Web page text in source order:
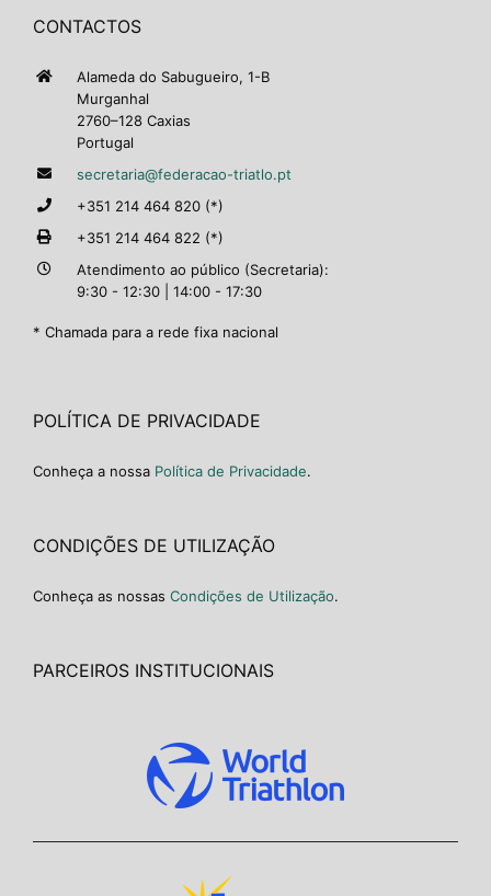
CONTACTOS
Alameda do Sabugueiro, 1-B
Murganhal
2760–128 Caxias
Portugal
secretaria@federacao-triatlo.pt
+351 214 464 820 (*)
+351 214 464 822 (*)
Atendimento ao público (Secretaria):
9:30 - 12:30 | 14:00 - 17:30
* Chamada para a rede fixa nacional
POLÍTICA DE PRIVACIDADE
Conheça a nossa Política de Privacidade.
CONDIÇÕES DE UTILIZAÇÃO
Conheça as nossas Condições de Utilização.
PARCEIROS INSTITUCIONAIS